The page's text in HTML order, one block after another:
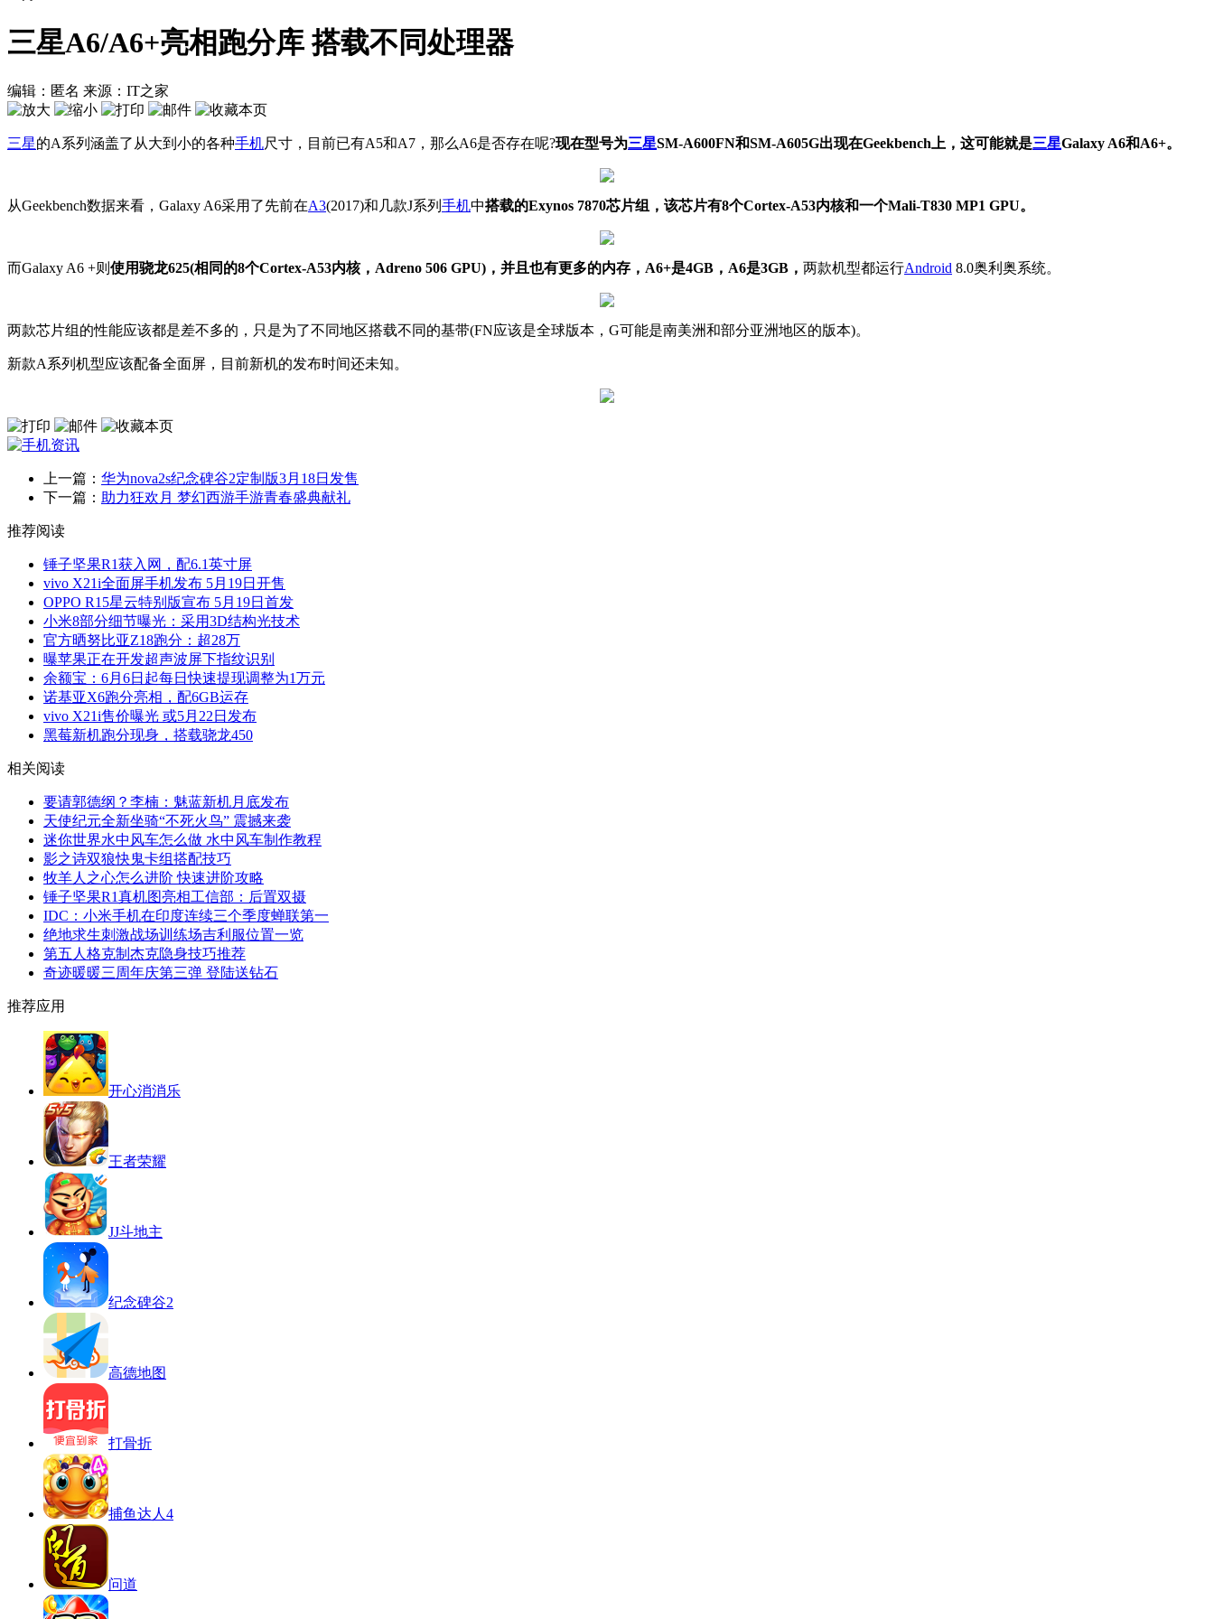
三星A6/A6+亮相跑分库 搭载不同处理器
编辑：匿名 来源：IT之家
三星的A系列涵盖了从大到小的各种手机尺寸，目前已有A5和A7，那么A6是否存在呢?现在型号为三星SM-A600FN和SM-A605G出现在Geekbench上，这可能就是三星Galaxy A6和A6+。
从Geekbench数据来看，Galaxy A6采用了先前在A3(2017)和几款J系列 手机中搭载的Exynos 7870芯片组，该芯片有8个Cortex-A53内核和一个Mali-T830 MP1 GPU。
而Galaxy A6 +则 使用骁龙625(相同的8个Cortex-A53内核，Adreno 506 GPU)，并且也有更多的内存，A6+是4GB，A6是3GB， 两款机型都运行Android 8.0奥利奥系统。
两款芯片组的性能应该都是差不多的，只是为了不同地区搭载不同的基带(FN应该是全球版本，G可能是南美洲和部分亚洲地区的版本)。
新款A系列机型应该配备全面屏，目前新机的发布时间还未知。
上一篇： 华为nova2s纪念碑谷2定制版3月18日发售
下一篇： 助力狂欢月 梦幻西游手游青春盛典献礼
推荐阅读
锤子坚果R1获入网，配6.1英寸屏
vivo X21i全面屏手机发布 5月19日开售
OPPO R15星云特别版宣布 5月19日首发
小米8部分细节曝光：采用3D结构光技术
官方晒努比亚Z18跑分：超28万
曝苹果正在开发超声波屏下指纹识别
余额宝：6月6日起每日快速提现调整为1万元
诺基亚X6跑分亮相，配6GB运存
vivo X21i售价曝光 或5月22日发布
黑莓新机跑分现身，搭载骁龙450
相关阅读
要请郭德纲？李楠：魅蓝新机月底发布
天使纪元全新坐骑“不死火鸟” 震撼来袭
迷你世界水中风车怎么做 水中风车制作教程
影之诗双狼快鬼卡组搭配技巧
牧羊人之心怎么进阶 快速进阶攻略
锤子坚果R1真机图亮相工信部：后置双摄
IDC：小米手机在印度连续三个季度蝉联第一
绝地求生刺激战场训练场吉利服位置一览
第五人格克制杰克隐身技巧推荐
奇迹暖暖三周年庆第三弹 登陆送钻石
推荐应用
开心消消乐
王者荣耀
JJ斗地主
纪念碑谷2
高德地图
打骨折
捕鱼达人4
问道